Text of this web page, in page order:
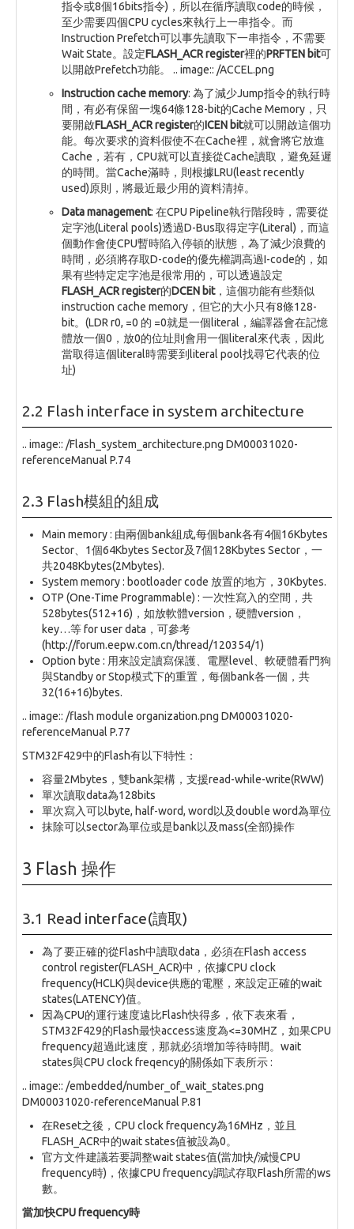
指令或8個16bits指令)，所以在循序讀取code的時候，
至少需要四個CPU cycles來執行上一串指令。而
Instruction Prefetch可以事先讀取下一串指令，不需要
Wait State。設定FLASH_ACR register裡的PRFTEN bit可
以開啟Prefetch功能。 .. image:: /ACCEL.png
Instruction cache memory: 為了減少Jump指令的執行時
間，有必有保留一塊64條128-bit的Cache Memory，只
要開啟FLASH_ACR register的ICEN bit就可以開啟這個功
能。每次要求的資料假使不在Cache裡，就會將它放進
Cache，若有，CPU就可以直接從Cache讀取，避免延遲
的時間。當Cache滿時，則根據LRU(least recently
used)原則，將最近最少用的資料清掉。
Data management: 在CPU Pipeline執行階段時，需要從
定字池(Literal pools)透過D-Bus取得定字(Literal)，而這
個動作會使CPU暫時陷入停頓的狀態，為了減少浪費的
時間，必須將存取D-code的優先權調高過I-code的，如
果有些特定定字池是很常用的，可以透過設定
FLASH_ACR register的DCEN bit，這個功能有些類似
instruction cache memory，但它的大小只有8條128-
bit。(LDR r0, =0 的 =0就是一個literal，編譯器會在記憶
體放一個0，放0的位址則會用一個literal來代表，因此
當取得這個literal時需要到literal pool找尋它代表的位
址)
2.2 Flash interface in system architecture
.. image:: /Flash_system_architecture.png DM00031020-
referenceManual P.74
2.3 Flash模組的組成
Main memory : 由兩個bank組成,每個bank各有4個16Kbytes
Sector、1個64Kbytes Sector及7個128Kbytes Sector，一
共2048Kbytes(2Mbytes).
System memory : bootloader code 放置的地方，30Kbytes.
OTP (One-Time Programmable) : 一次性寫入的空間，共
528bytes(512+16)，如放軟體version，硬體version，
key…等 for user data，可參考
(http://forum.eepw.com.cn/thread/120354/1)
Option byte : 用來設定讀寫保護、電壓level、軟硬體看門狗
與Standby or Stop模式下的重置，每個bank各一個，共
32(16+16)bytes.
.. image:: /flash module organization.png DM00031020-
referenceManual P.77
STM32F429中的Flash有以下特性：
容量2Mbytes，雙bank架構，支援read-while-write(RWW)
單次讀取data為128bits
單次寫入可以byte, half-word, word以及double word為單位
抹除可以sector為單位或是bank以及mass(全部)操作
3 Flash 操作
3.1 Read interface(讀取)
為了要正確的從Flash中讀取data，必須在Flash access
control register(FLASH_ACR)中，依據CPU clock
frequency(HCLK)與device供應的電壓，來設定正確的wait
states(LATENCY)值。
因為CPU的運行速度遠比Flash快得多，依下表來看，
STM32F429的Flash最快access速度為<=30MHZ，如果CPU
frequency超過此速度，那就必須增加等待時間。wait
states與CPU clock freqency的關係如下表所示 :
.. image:: /embedded/number_of_wait_states.png
DM00031020-referenceManual P.81
在Reset之後，CPU clock frequency為16MHz，並且
FLASH_ACR中的wait states值被設為0。
官方文件建議若要調整wait states值(當加快/減慢CPU
frequency時)，依據CPU frequency調試存取Flash所需的ws
數。
當加快CPU frequency時